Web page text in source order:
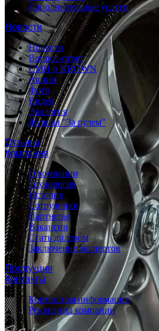
Дополнительные услуги
Новости
Новости
Вопрос-ответ
СМИ о KROWN
Акции
Фото
Видео
Экология
Журнал "За рулем"
Отзывы
Компания
О компании
Технология
История
Сотрудники
Партнеры
Вакансии
Стать дилером
Заключение экспертов
Продукция
Контакты
Контактная информация
Реквизиты компании